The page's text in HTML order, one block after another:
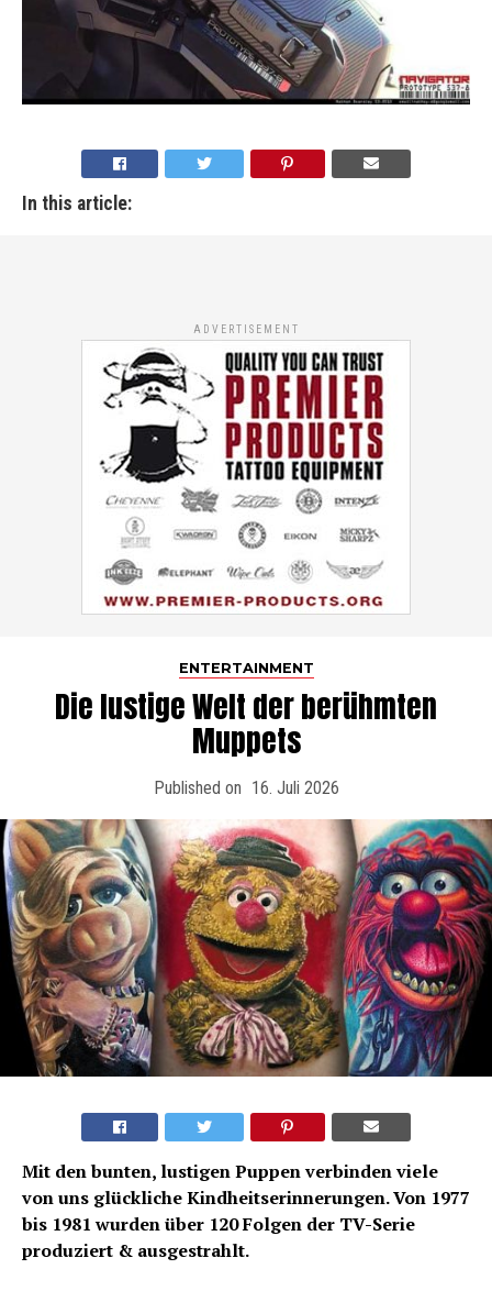
In this article:
ADVERTISEMENT
ENTERTAINMENT
Die lustige Welt der berühmten
Muppets
Published on 16. Juli 2026
Mit den bunten, lustigen Puppen verbinden viele
von uns glückliche Kindheitserinnerungen. Von 1977
bis 1981 wurden über 120 Folgen der TV-Serie
produziert & ausgestrahlt.